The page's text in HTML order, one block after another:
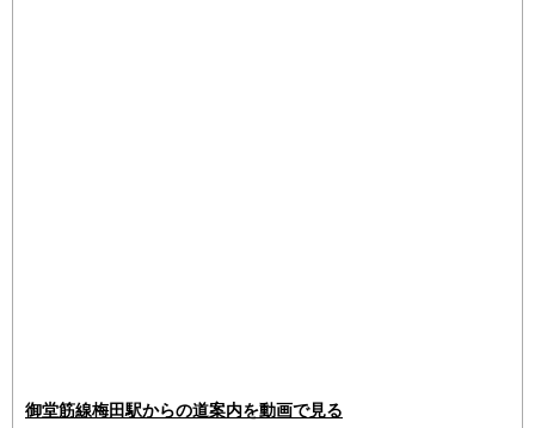
御堂筋線梅田駅からの道案内を動画で見る